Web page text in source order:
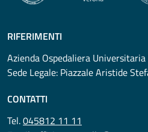
RIFERIMENTI
Azienda Ospedaliera
Sede Legale: Piazzale Aristide
CONTATTI
Tel.045812 11 11